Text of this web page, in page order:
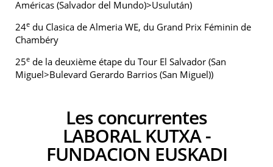
Américas (Salvador del Mundo)>Usulután)
24e du Clasica de Almeria WE, du Grand Prix Féminin de
Chambéry
25e de la deuxième étape du Tour El Salvador (San
Miguel>Bulevard Gerardo Barrios (San Miguel))
Les concurrentes
LABORAL KUTXA -
FUNDACION EUSKADI